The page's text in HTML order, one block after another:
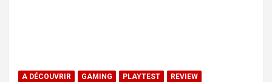
A DÉCOUVRIR GAMING PLAYTEST REVIEW